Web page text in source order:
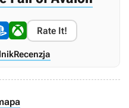
Rate It!
Recenzja